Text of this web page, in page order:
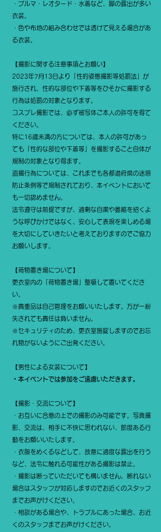
・ブルマ・レオタード・水着など、脚の露出が多い
衣装。
・色や布地の組み合わせでは透けて見える場合があ
る衣装。
【撮影に関する注意事項とお願い】
2023年7月13日より「性的姿態撮影等処罰法」が
施行され、性的な部位や下着等をひそかに撮影する
行為は処罰の対象となります。
コスプレ撮影では、必ず被写体ご本人の許可を得て
ください。
特に16歳未満の方については、本人の許可があっ
ても「性的な部位や下着等」を撮影すること自体が
規制の対象となり得ます。
盗撮行為については、これまでも各都道府県の迷惑
防止条例等で規制されており、本イベントにおいて
も一切認めません。
法令遵守は前提ですが、過剰な自粛や萎縮を招くよ
うな呼びかけではなく、安心して表現を楽しめる場
を大切にしていきたいと考えておりますのでご協力
お願いします。
【荷物置き場について】
更衣室内の「荷物置き場」整頓して置いてくださ
い。
※貴重品は自己管理をお願いいたします。万が一紛
失されても責任は負いません。
※セキュリティのため、更衣室施錠しますのでお忘
れ物がないようにご出発ください。
【男性による女装について】
・本イベントでは参加をご遠慮いただきます。
【撮影・交流について】
・ お互いに合意の上での撮影のみ可能です。写真撮
影、交流は、相手に不快に思われない、節度ある行
動をお願いいたします。
・衣服をめくるなどして、故意に過度な露出を行う
など、法令に触れる可能性がある撮影は禁止。
・撮影は断っていただいても構いません。断れない
場合はスタッフが対応しますのでお近くのスタッフ
までお声がけください。
・相談がある場合や、トラブルにあった場合、お近
くのスタッフまでお声がけください。